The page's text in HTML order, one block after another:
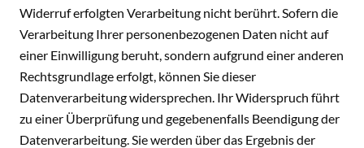
Widerruf erfolgten Verarbeitung nicht berührt. Sofern die
Verarbeitung Ihrer personenbezogenen Daten nicht auf
einer Einwilligung beruht, sondern aufgrund einer anderen
Rechtsgrundlage erfolgt, können Sie dieser
Datenverarbeitung widersprechen. Ihr Widerspruch führt
zu einer Überprüfung und gegebenenfalls Beendigung der
Datenverarbeitung. Sie werden über das Ergebnis der